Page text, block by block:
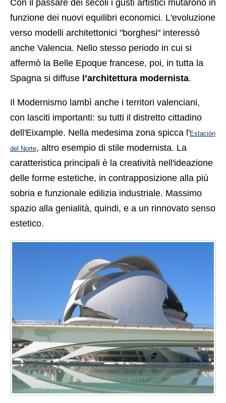
Con il passare dei secoli i gusti artistici mutarono in
funzione dei nuovi equilibri economici. L'evoluzione
verso modelli architettonici "borghesi" interessò
anche Valencia. Nello stesso periodo in cui si
affermò la Belle Epoque francese, poi, in tutta la
Spagna si diffuse l’architettura modernista.
Il Modernismo lambì anche i territori valenciani,
con lasciti importanti: su tutti il distretto cittadino
dell'Eixample. Nella medesima zona spicca l'Estación
del Norte, altro esempio di stile modernista. La
caratteristica principali è la creatività nell'ideazione
delle forme estetiche, in contrapposizione alla più
sobria e funzionale edilizia industriale. Massimo
spazio alla genialità, quindi, e a un rinnovato senso
estetico.